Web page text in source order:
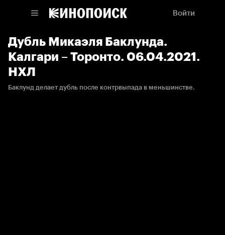
Войти
Дубль Микаэля Баклунда.
Калгари – Торонто. 06.04.2021.
НХЛ
Баклунд делает дубль после контрвыпада в меньшинстве.